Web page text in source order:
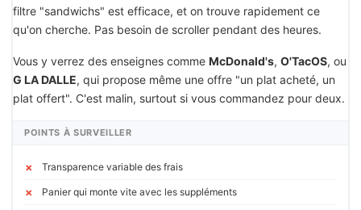
filtre "sandwichs" est efficace, et on trouve rapidement ce
qu'on cherche. Pas besoin de scroller pendant des heures.
Vous y verrez des enseignes comme McDonald's, O'TacOS, ou
G LA DALLE, qui propose même une offre "un plat acheté, un
plat offert". C'est malin, surtout si vous commandez pour deux.
POINTS À SURVEILLER
Transparence variable des frais
Panier qui monte vite avec les suppléments